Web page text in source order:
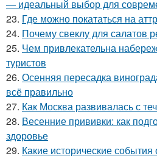
— идеальный выбор для
23. Где можно покататься на
24. Почему свеклу для салатов
25. Чем привлекательна
туристов
26. Осенняя пересадка
всё правильно
27. Как Москва развивалась с
28. Весенние прививки: как
здоровье
29. Какие исторические